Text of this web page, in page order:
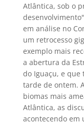
Atlântica, sob o
em análise no
um retrocesso
exemplo mais
a abertura da
do Iguaçu, e que
tarde de ontem.
biomas mais
Atlântica, as
acontecendo em